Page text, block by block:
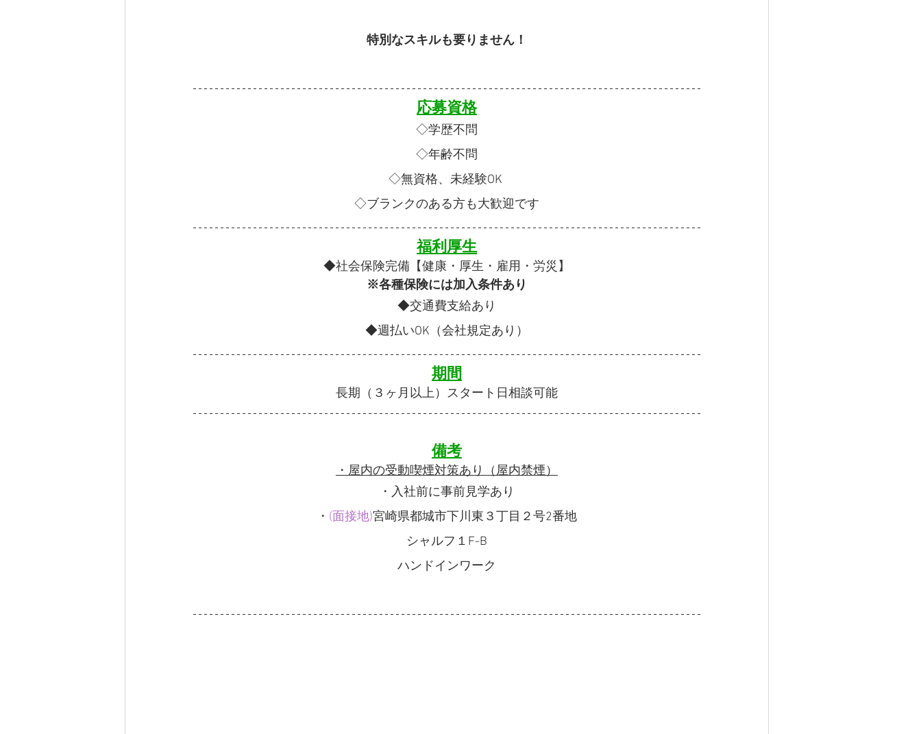
特別なスキルも要りません！
応募資格
◇学歴不問
◇年齢不問
◇無資格、未経験OK
◇ブランクのある方も大歓迎です
福利厚生
◆社会保険完備【健康・厚生・雇用・労災】
※各種保険には加入条件あり
◆交通費支給あり
◆週払いOK（会社規定あり）
期間
長期（３ヶ月以上）スタート日相談可能
備考
・屋内の受動喫煙対策あり（屋内禁煙）
・入社前に事前見学あり
・ (面接地)宮崎県都城市下川東３丁目２号2番地
シャルフ１F-B
ハンドインワーク